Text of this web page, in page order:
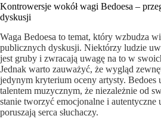
Kontrowersje wokół wagi Bedoesa –
dyskusji
Waga Bedoesa to temat, który wzbudza
publicznych dyskusji. Niektórzy ludzie
jest gruby i zwracają uwagę na to w
Jednak warto zauważyć, że wygląd
jedynym kryterium oceny artysty. Bedoes
talentem muzycznym, że niezależnie od
stanie tworzyć emocjonalne i autentyczne
poruszają serca słuchaczy.